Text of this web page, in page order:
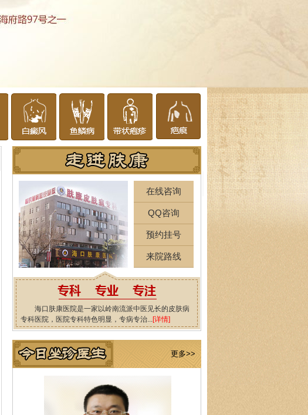
在线咨询
QQ咨询
预约挂号
来院路线
海口肤康医院是一家以岭南流派中医见长的皮肤病
专科医院，医院专科特色明显，专病专治...[详情]
更多>>